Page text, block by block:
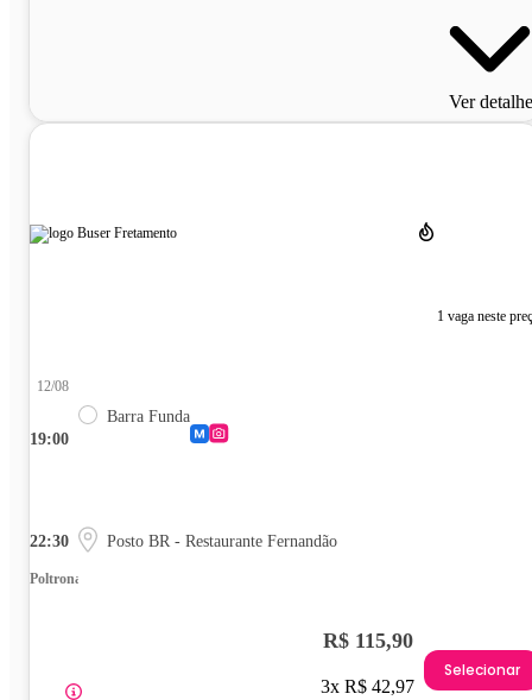
Ver
1 vaga neste
19:00
12/08
Barra Funda
22:30 Posto BR - Restaurante Fernandão
Poltrona
R$ 115,90
3x R$ 42,97
Selecionar